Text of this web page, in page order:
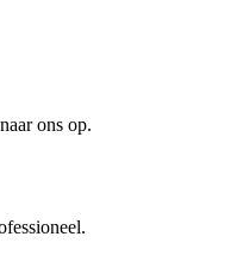
ons op.